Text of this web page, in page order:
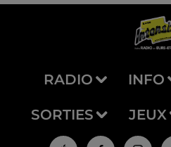
RADIO INFO
SORTIES JEUX